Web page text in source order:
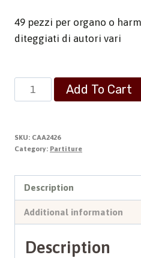
49 pezzi per organo o
diteggiati di autori vari
Sursum
corda
Vol.1
quantity
Add To Cart
SKU: CAA2426
Category: Partiture
Description
Additional information
Description